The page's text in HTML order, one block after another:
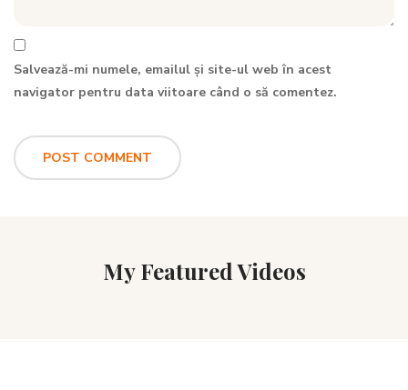
Salvează-mi numele, emailul și site-ul web în acest
navigator pentru data viitoare când o să comentez.
My Featured Videos